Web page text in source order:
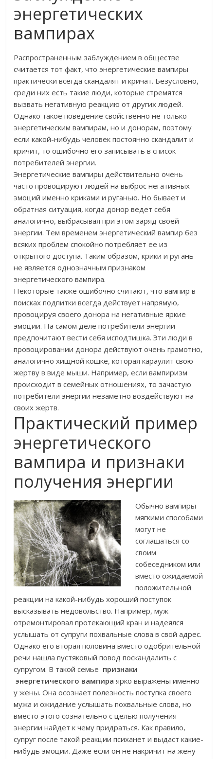
энергетических
вампирах
Распространенным заблуждением в обществе
считается тот факт, что энергетические вампиры
практически всегда скандалят и кричат. Безусловно,
среди них есть такие люди, которые стремятся
вызвать негативную реакцию от других людей.
Однако такое поведение свойственно не только
энергетическим вампирам, но и донорам, поэтому
если какой-нибудь человек постоянно скандалит и
кричит, то ошибочно его записывать в список
потребителей энергии.
Энергетические вампиры действительно очень
часто провоцируют людей на выброс негативных
эмоций именно криками и руганью. Но бывает и
обратная ситуация, когда донор ведет себя
аналогично, выбрасывая при этом заряд своей
энергии. Тем временем энергетический вампир без
всяких проблем спокойно потребляет ее из
открытого доступа. Таким образом, крики и ругань
не является однозначным признаком
энергетического вампира.
Некоторые также ошибочно считают, что вампир в
поисках подпитки всегда действует напрямую,
провоцируя своего донора на негативные яркие
эмоции. На самом деле потребители энергии
предпочитают вести себя исподтишка. Эти люди в
провоцировании донора действуют очень грамотно,
аналогично хищной кошке, которая караулит свою
жертву в виде мыши. Например, если вампиризм
происходит в семейных отношениях, то зачастую
потребители энергии незаметно воздействуют на
своих жертв.
Практический пример
энергетического
вампира и признаки
получения энергии
Обычно вампиры
мягкими способами
могут не
соглашаться со
своим
собеседником или
вместо ожидаемой
положительной
реакции на какой-нибудь хороший поступок
высказывать недовольство. Например, муж
отремонтировал протекающий кран и надеялся
услышать от супруги похвальные слова в свой адрес.
Однако его вторая половина вместо одобрительной
речи нашла пустяковый повод поскандалить с
супругом. В такой семье признаки
энергетического вампира ярко выражены именно
у жены. Она осознает полезность поступка своего
мужа и ожидание услышать похвальные слова, но
вместо этого сознательно с целью получения
энергии найдет к чему придраться. Как правило,
супруг после такой реакции психанет и выдаст какие-
нибудь эмоции. Даже если он не накричит на жену